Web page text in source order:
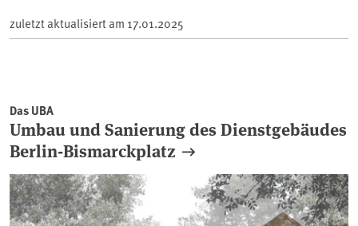
zuletzt aktualisiert am 17.01.2025
Das UBA
Umbau und Sanierung des Dienstgebäudes
Berlin-Bismarckplatz